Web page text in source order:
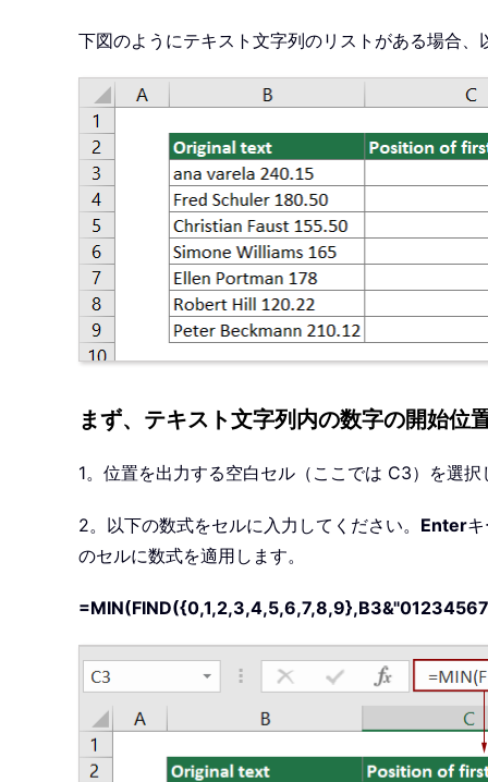
下図のようにテキスト文字列のリストがある場合
まず、テキスト文字列内の数字の開始位
1。位置を出力する空白セル（ここでは C3）を選択
2。以下の数式をセルに入力してください。 Enter
のセルに数式を適用します。